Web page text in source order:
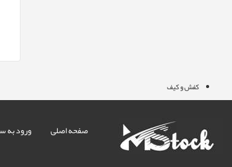
کفش و کیف
صفحه اصلی ورود به